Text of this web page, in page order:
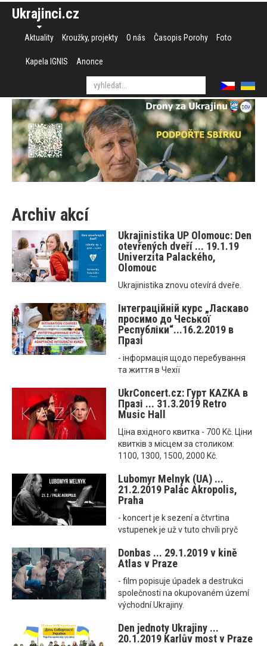
Ukrajinci.cz
Aktuality Kroužky, projekty O nás Časopis Porohy Foto
Kapela IGNIS Anonce
Archiv akcí
Ukrajinistika UP Olomouc: Den
otevřených dveří ... 19.1.19
Univerzita Palackého,
Olomouc
Ukrajinistika znovu otevírá dveře.
Інтеграційнiй курс „Ласкаво
просимо до Чеської
Республіки“...16.2.2019 в
Празі
- інформація щодо перебування
та життя в Чехії
UkrConcert.cz: Гурт KAZKA в
Празі ... 31.3.2019 Retro
Music Hall
Ціна вхідного квитка - 700 Kč. Ціни
квитків з місцем за столиком:
1100, 1300, 1500, 2000 Kč.
Lubomyr Melnyk (UA) ...
21.2.2019 Palác Akropolis,
Praha
- koncert je k sezení a čtvrtina
vstupenek je už v tuto chvíli pryč
Donbas ... 29.1.2019 v kině
Atlas v Praze
- film popisuje úpadek a destrukci
společnosti na okupovaném území
východní Ukrajiny.
Den jednoty Ukrajiny ...
20.1.2019 Karlův most v Praze